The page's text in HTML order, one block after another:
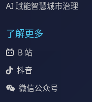
AI 赋能智慧城市治理
了解更多
B 站
抖音
微信公众号